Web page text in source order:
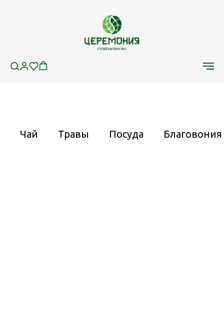
Чай Травы Посуда Благовония